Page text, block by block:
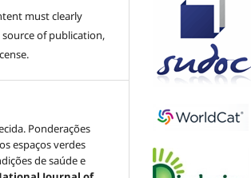
must clearly
of publication,
Ponderações
espaços verdes
de saúde e